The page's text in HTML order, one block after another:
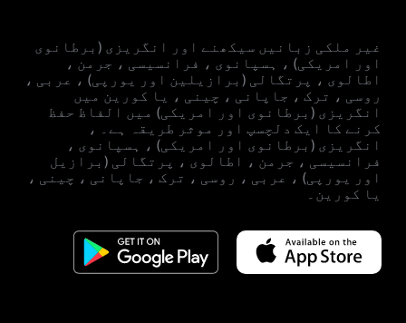
غیر ملکی زبانیں سیکھنے اور انگریزی (برطانوی
اور امریکی) ، ہسپانوی ، فرانسیسی ، جرمن ،
اطالوی ، پرتگالی (برازیلین اور یورپی) ، عربی ،
روسی ، ترک ، جاپانی ، چینی ، یا کورین میں
انگریزی (برطانوی اور امریکی) میں الفاظ حفظ
کرنے کا ایک دلچسپ اور موثر طریقہ ہے۔ ،
انگریزی (برطانوی اور امریکی) ، ہسپانوی ،
فرانسیسی ، جرمن ، اطالوی ، پرتگالی (برازیل
اور یورپی) ، عربی ، روسی ، ترک ، جاپانی ، چینی ،
یا کورین۔